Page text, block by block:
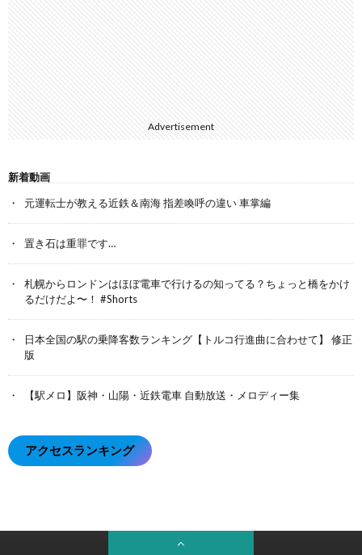
Advertisement
新着動画
元運転士が教える近鉄＆南海 指差喚呼の違い 車掌編
置き石は重罪です…
札幌からロンドンはほぼ電車で行けるの知ってる？ちょっと橋をかけ
るだけだよ〜！ #Shorts
日本全国の駅の乗降客数ランキング【トルコ行進曲に合わせて】 修正
版
【駅メロ】阪神・山陽・近鉄電車 自動放送・メロディー集
アクセスランキング